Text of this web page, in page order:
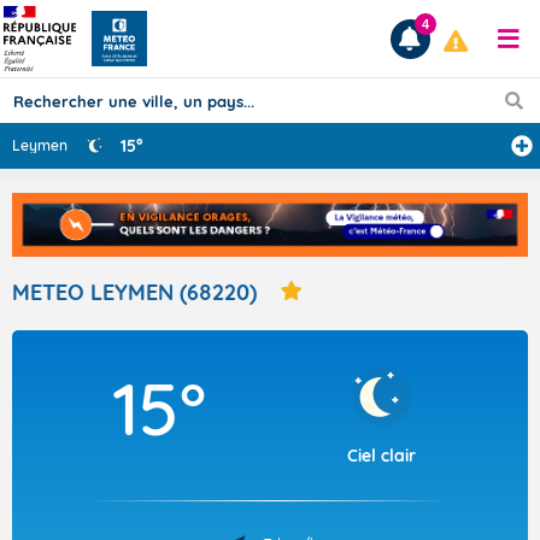
Prévisions
TOUS LES RÉSULTATS
Articles
4
Leymen 15°
METEO LEYMEN (68220)
15°
Ciel clair